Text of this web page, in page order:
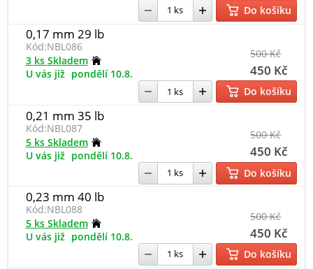
Do košíku
0,17 mm 29 lb
Kód:NBL086 500 Kč
450 Kč
3 ks Skladem
U vás již pondělí 10.8.
Do košíku
0,21 mm 35 lb
Kód:NBL087 500 Kč
450 Kč
5 ks Skladem
U vás již pondělí 10.8.
Do košíku
0,23 mm 40 lb
Kód:NBL088 500 Kč
450 Kč
5 ks Skladem
U vás již pondělí 10.8.
Do košíku